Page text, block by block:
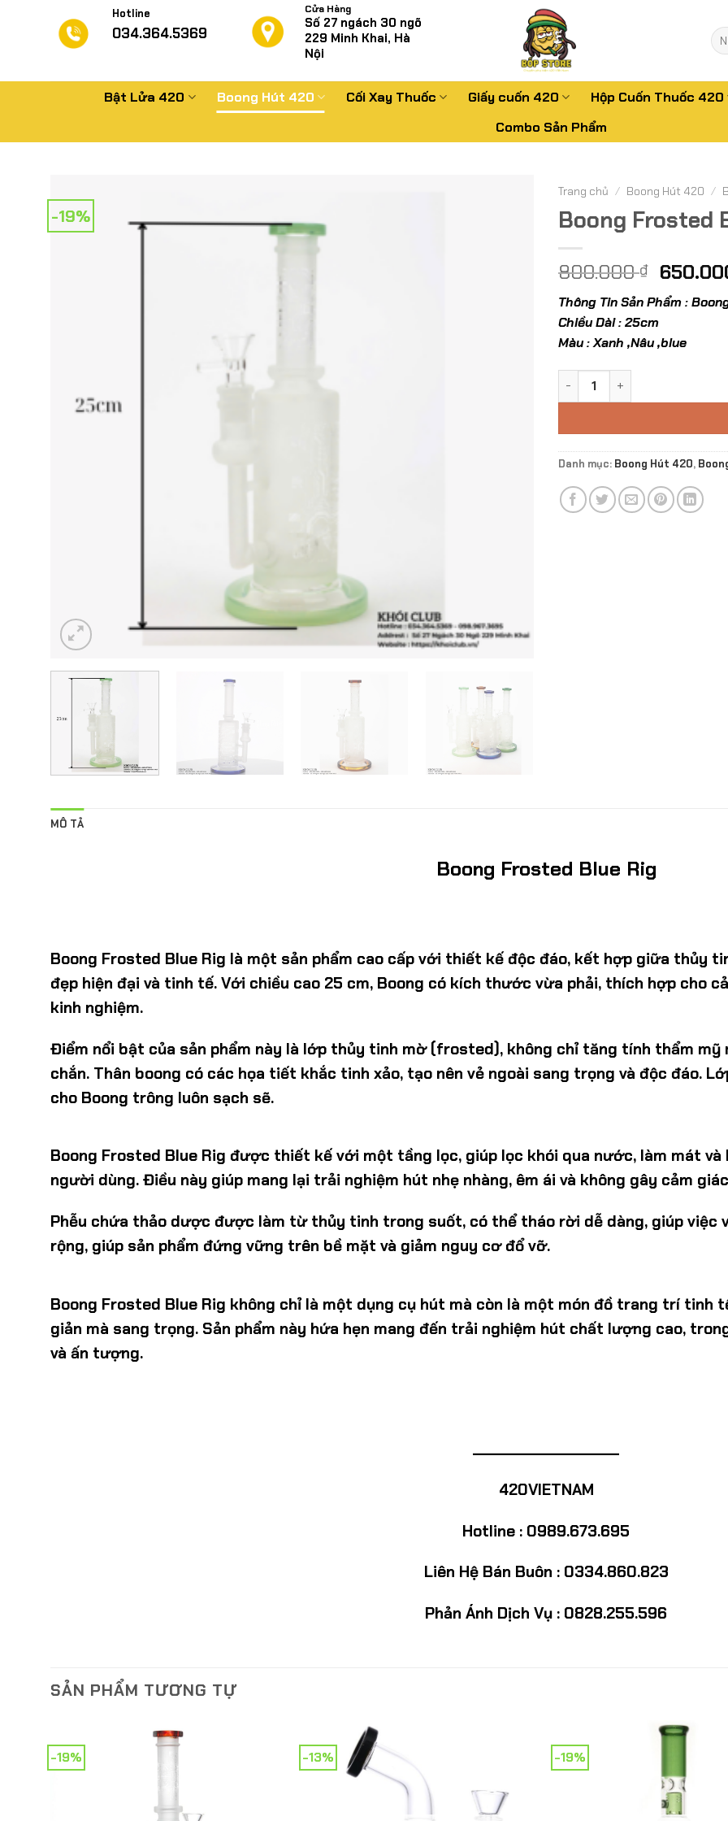
Hotline
034.364.5369
Cửa Hàng
Số 27 ngách 30 ngõ
229 Minh Khai, Hà
Nội
Bật Lửa 420 Boong Hút 420 Cối Xay Thuốc Giấy cuốn 420
Hộp Cuốn Thuốc 420
Combo Sản Phẩm
-19%
Trang chủ / Boong Hút 420 /
Boong Frosted
800.000₫ Giá
gốc
là:
Thông Tin Sản Phẩm :
Chiều Dài : 25cm
Màu : Xanh ,Nâu ,blue
Danh mục: Boong Hút 420,
MÔ TẢ
Boong Frosted Blue Rig
Boong Frosted Blue Rig là một sản phẩm cao cấp với thiết kế độc đáo, kết hợp giữa thủy
đẹp hiện đại và tinh tế. Với chiều cao 25 cm, Boong có kích thước vừa phải, thích hợp cho
kinh nghiệm.
Điểm nổi bật của sản phẩm này là lớp thủy tinh mờ (frosted), không chỉ tăng tính thẩm mỹ
chắn. Thân boong có các họa tiết khắc tinh xảo, tạo nên vẻ ngoài sang trọng và độc đáo.
cho Boong trông luôn sạch sẽ.
Boong Frosted Blue Rig được thiết kế với một tầng lọc, giúp lọc khói qua nước, làm mát
người dùng. Điều này giúp mang lại trải nghiệm hút nhẹ nhàng, êm ái và không gây cảm
Phễu chứa thảo dược được làm từ thủy tinh trong suốt, có thể tháo rời dễ dàng, giúp việc
rộng, giúp sản phẩm đứng vững trên bề mặt và giảm nguy cơ đổ vỡ.
Boong Frosted Blue Rig không chỉ là một dụng cụ hút mà còn là một món đồ trang trí tinh
giản mà sang trọng. Sản phẩm này hứa hẹn mang đến trải nghiệm hút chất lượng cao,
và ấn tượng.
____________________
420VIETNAM
Hotline : 0989.673.695
Liên Hệ Bán Buôn : 0334.860.823
Phản Ánh Dịch Vụ : 0828.255.596
SẢN PHẨM TƯƠNG TỰ
-19% -13% -19%